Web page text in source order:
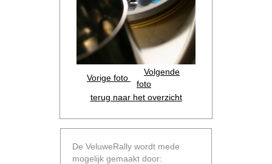
Vorige foto
Volgende
foto
terug naar het overzicht
De VeluweRally wordt mede
mogelijk gemaakt door: